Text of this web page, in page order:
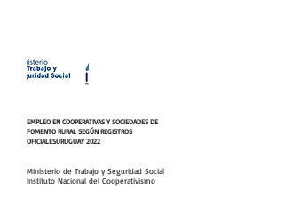
EMPLEO EN COOPERATIVAS Y SOCIEDADES DE
FOMENTO RURAL SEGÚN REGISTROS
OFICIALESURUGUAY 2022
Ministerio de Trabajo y Seguridad Social
Instituto Nacional del Cooperativismo